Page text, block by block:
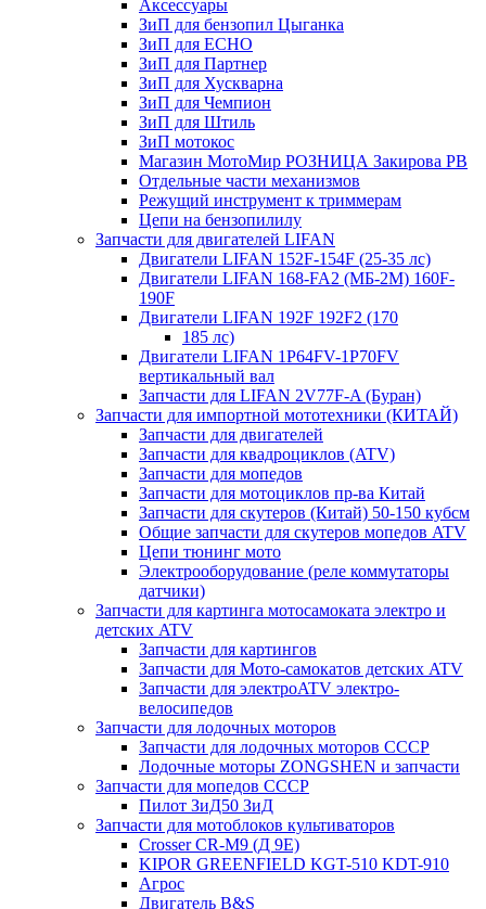
Аксессуары
ЗиП для бензопил Цыганка
ЗиП для ЕСНО
ЗиП для Партнер
ЗиП для Хускварна
ЗиП для Чемпион
ЗиП для Штиль
ЗиП мотокос
Магазин МотоМир РОЗНИЦА Закирова РВ
Отдельные части механизмов
Режущий инструмент к триммерам
Цепи на бензопилилу
Запчасти для двигателей LIFAN
Двигатели LIFAN 152F-154F (25-35 лс)
Двигатели LIFAN 168-FA2 (МБ-2М) 160F-
190F
Двигатели LIFAN 192F 192F2 (170
185 лс)
Двигатели LIFAN 1Р64FV-1Р70FV
вертикальный вал
Запчасти для LIFAN 2V77F-A (Буран)
Запчасти для импортной мототехники (КИТАЙ)
Запчасти для двигателей
Запчасти для квадроциклов (ATV)
Запчасти для мопедов
Запчасти для мотоциклов пр-ва Китай
Запчасти для скутеров (Китай) 50-150 кубсм
Общие запчасти для скутеров мопедов ATV
Цепи тюнинг мото
Электрооборудование (реле коммутаторы
датчики)
Запчасти для картинга мотосамоката электро и
детских ATV
Запчасти для картингов
Запчасти для Мото-самокатов детских ATV
Запчасти для электроATV электро-
велосипедов
Запчасти для лодочных моторов
Запчасти для лодочных моторов СССР
Лодочные моторы ZONGSHEN и запчасти
Запчасти для мопедов СССР
Пилот ЗиД50 ЗиД
Запчасти для мотоблоков культиваторов
Crosser CR-M9 (Д 9Е)
KIPOR GREENFIELD KGT-510 KDT-910
Агрос
Двигатель B&S